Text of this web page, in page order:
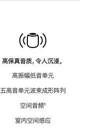
高保真音质，令人沉浸。
高振幅低音单元
五高音单元波束成形阵列
空间音频脚
¹
室内空间感应